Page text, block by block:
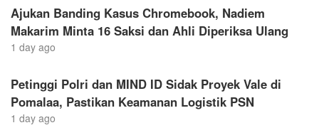
Ajukan Banding Kasus Chromebook, Nadiem
Makarim Minta 16 Saksi dan Ahli Diperiksa Ulang
1 day ago
Petinggi Polri dan MIND ID Sidak Proyek Vale di
Pomalaa, Pastikan Keamanan Logistik PSN
1 day ago